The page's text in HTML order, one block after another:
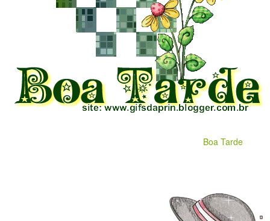
Boa Tarde